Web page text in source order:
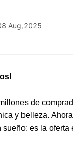
Aug,2025
de
y belleza.
sueño: es la